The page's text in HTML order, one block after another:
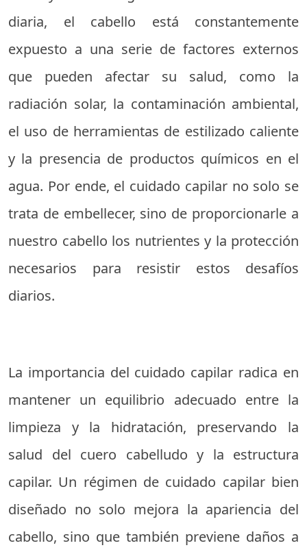
diaria, el cabello está constantemente
expuesto a una serie de factores externos
que pueden afectar su salud, como la
radiación solar, la contaminación ambiental,
el uso de herramientas de estilizado caliente
y la presencia de productos químicos en el
agua. Por ende, el cuidado capilar no solo se
trata de embellecer, sino de proporcionarle a
nuestro cabello los nutrientes y la protección
necesarios para resistir estos desafíos
diarios.
La importancia del cuidado capilar radica en
mantener un equilibrio adecuado entre la
limpieza y la hidratación, preservando la
salud del cuero cabelludo y la estructura
capilar. Un régimen de cuidado capilar bien
diseñado no solo mejora la apariencia del
cabello, sino que también previene daños a